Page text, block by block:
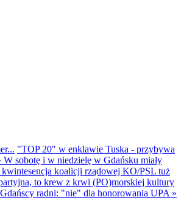
"TOP 20" w enklawie Tuska - przybywa
W sobotę i w niedzielę w Gdańsku miały
koalicji rządowej KO/PSL tuż
to krew z krwi (PO)morskiej kultury
Gdańscy radni: "nie" dla honorowania UPA »